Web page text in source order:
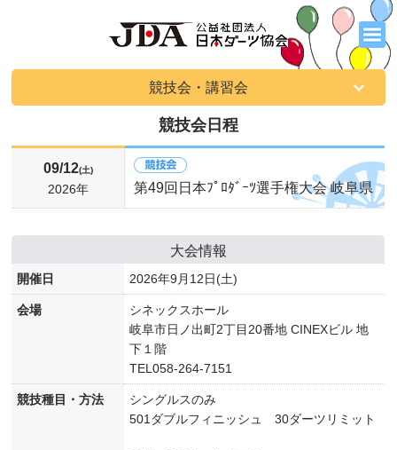
競技会・講習会
競技会日程
09/12(土)
2026年 第49回日本ﾌﾟﾛﾀﾞｰﾂ選手権大会 岐阜県
大会情報
開催日 2026年9月12日(土)
会場
シネックスホール
岐阜市日ノ出町2丁目20番地 CINEXビル 地
下１階
TEL058-264-7151
競技種目・方法
シングルスのみ
501ダブルフィニッシュ 30ダーツリミット